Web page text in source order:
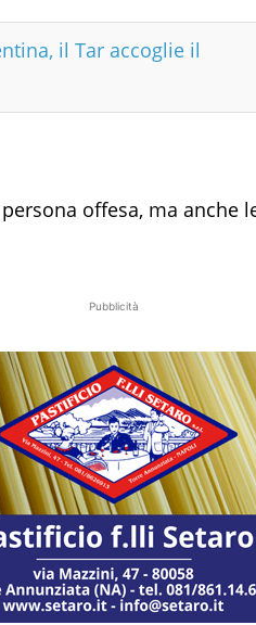
il Tar accoglie il
offesa, ma anche
Pubblicità